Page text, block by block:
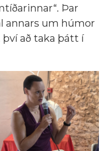
Þar
annars um húmor
að taka þátt í